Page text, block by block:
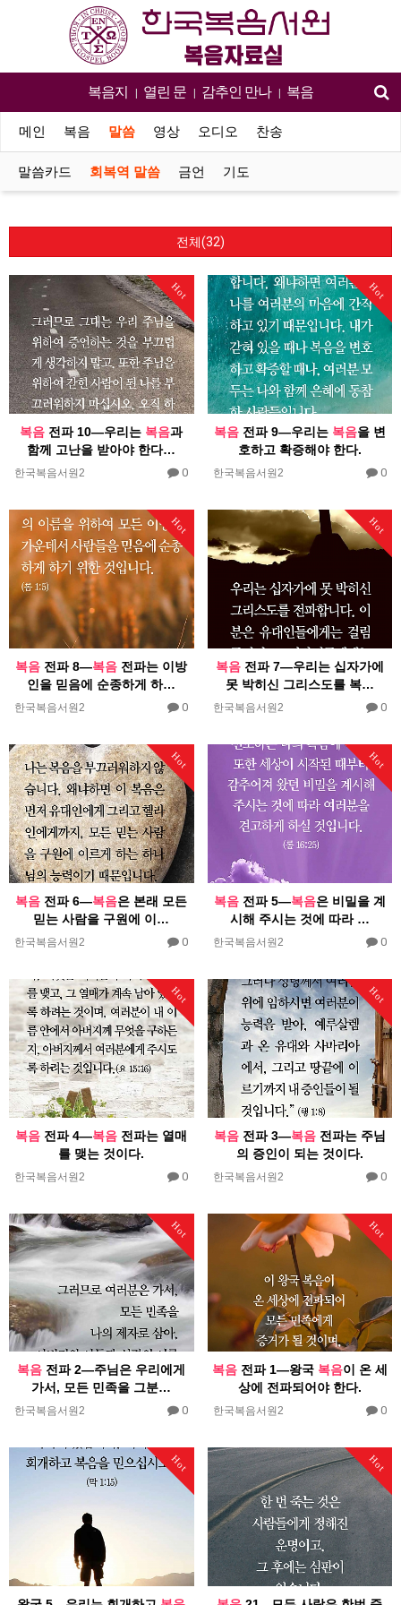
복음지 | 열린 문 | 감추인 만나 | 복음
메인 복음 말씀 영상 오디오 찬송
말씀카드 회복역 말씀 금언 기도
전체(32)
Hot
복음 전파 10―우리는 복음과
함께 고난을 받아야 한다…
한국복음서원2 0
Hot
복음전파 9―우리는 복음을 변
호하고 확증해야 한다.
한국복음서원2 0
Hot
복음 전파 8―복음 전파는 이방
인을 믿음에 순종하게 하…
한국복음서원2 0
Hot
복음전파 7―우리는 십자가에
못 박히신 그리스도를 복…
한국복음서원2 0
Hot
복음 전파 6―복음은 본래 모든
믿는 사람을 구원에 이…
한국복음서원2 0
Hot
복음전파 5―복음은 비밀을 계
시해 주시는 것에 따라 …
한국복음서원2 0
Hot
복음 전파 4―복음 전파는 열매
를 맺는 것이다.
한국복음서원2 0
Hot
복음전파 3―복음전파는 주님
의 증인이 되는 것이다.
한국복음서원2 0
Hot
복음 전파 2―주님은 우리에게
가서, 모든 민족을 그분…
한국복음서원2 0
Hot
복음전파 1―왕국 복음이 온 세
상에 전파되어야 한다.
한국복음서원2 0
Hot Hot